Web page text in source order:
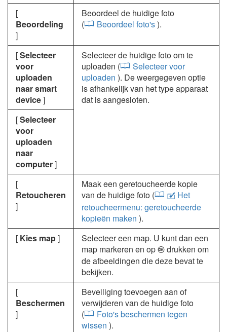
[
Beoordeling
]
Beoordeel de huidige foto
(
Beoordeel foto's).
[Selecteer
voor
uploaden
naar smart
device]
Selecteer de huidige foto om te
uploaden (
Selecteer voor
uploaden ). De weergegeven optie
is afhankelijk van het type apparaat
dat is aangesloten.
[Selecteer
voor
uploaden
naar
computer]
[
Retoucheren
]
Maak een geretoucheerde kopie
van de huidige foto (
N Het
retoucheermenu: geretoucheerde
kopieën maken ).
[ Kies map]
Selecteer een map. U kunt dan een
map markeren en op J drukken om
de afbeeldingen die deze bevat te
bekijken.
[
Beschermen
]
Beveiliging toevoegen aan of
verwijderen van de huidige foto
(
Foto's beschermen tegen
wissen ).